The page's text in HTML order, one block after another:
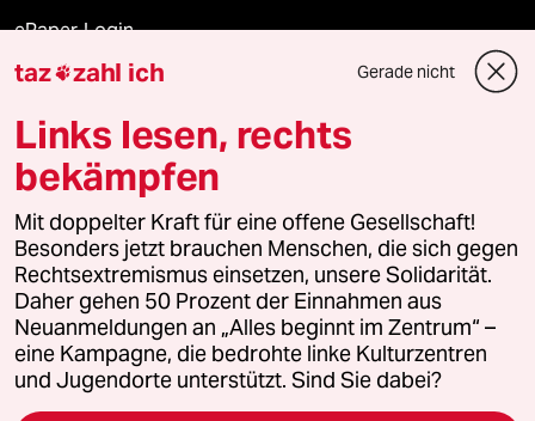
ePaper Login
Downloads für Abonnierende
© 2026 taz Verlags und Vertriebs GmbH
Alle Rechte vorbehalten. Bei rechtlichen Fragen oder für Genehmigungen
wenden Sie sich bitte an lizenzen@taz.de
Feedback Redaktionsstatut Kommune-Richtlinien
Leitlinie Informant Datenschutz Impressum AGB
taz zahl ich Gerade nicht
Links lesen, rechts
bekämpfen
Mit doppelter Kraft für eine offene Gesellschaft!
Besonders jetzt brauchen Menschen, die sich gegen
Rechtsextremismus einsetzen, unsere Solidarität.
Daher gehen 50 Prozent der Einnahmen aus
Neuanmeldungen an „Alles beginnt im Zentrum“ –
eine Kampagne, die bedrohte linke Kulturzentren
und Jugendorte unterstützt. Sind Sie dabei?